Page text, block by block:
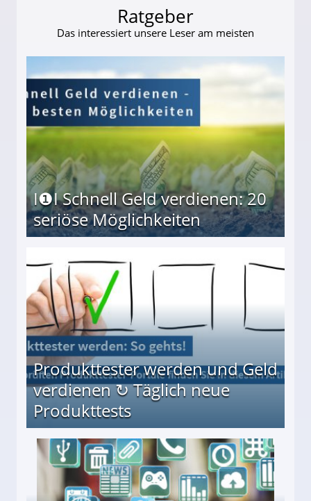
Ratgeber
Das interessiert unsere Leser am meisten
I❶I Schnell Geld verdienen: 20
seriöse Möglichkeiten
Produkttester werden und Geld
verdienen ↻ Täglich neue
Produkttests
↻ Täglich neue Produkttests